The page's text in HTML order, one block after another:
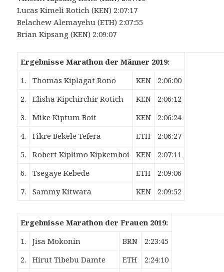
Lucas Kimeli Rotich (KEN) 2:07:17
Belachew Alemayehu (ETH) 2:07:55
Brian Kipsang (KEN) 2:09:07
Ergebnisse Marathon der Männer 2019:
1.
Thomas Kiplagat Rono KEN
2:06:00
2.
Elisha Kipchirchir Rotich KEN
2:06:12
3.
Mike Kiptum Boit KEN
2:06:24
4.
Fikre Bekele Tefera ETH
2:06:27
5.
Robert Kiplimo Kipkemboi KEN
2:07:11
6.
Tsegaye Kebede ETH
2:09:06
7.
Sammy Kitwara KEN 2:09:52
Ergebnisse Marathon der Frauen 2019:
1.
Jisa Mokonin BRN
2:23:45
2.
Hirut Tibebu Damte ETH
2:24:10